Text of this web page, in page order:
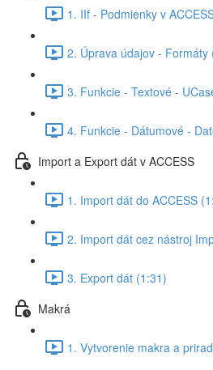
1. IIf - Podmienky v
2. Úprava údajov - Formáty
3. Funkcie - Textové -
4. Funkcie - Dátumové -
Import a Export dát v ACCESS
1. Import dát do ACCESS
2. Import dát cez nástroj
3. Export dát (1:31)
Makrá
1. Vytvorenie makra a